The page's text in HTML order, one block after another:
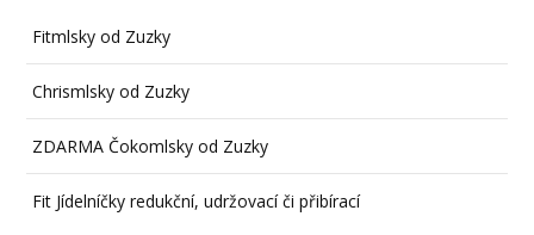
Fitmlsky od Zuzky
Chrismlsky od Zuzky
ZDARMA Čokomlsky od Zuzky
Fit Jídelníčky redukční, udržovací či přibírací